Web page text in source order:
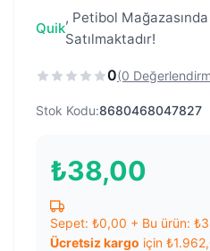
Quik
, Petibol
Satılmaktadır!
0(0
Stok Kodu:8680468047827
₺38,00
Sepet: ₺0,00 + Bu ürün: ₺
Ücretsiz kargo için ₺